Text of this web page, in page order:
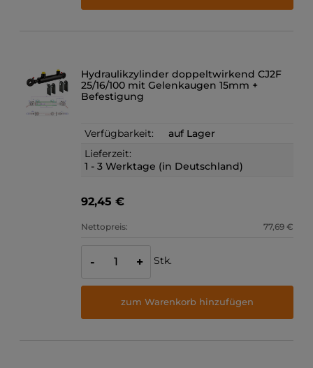
Hydraulikzylinder doppeltwirkend CJ2F
25/16/100 mit Gelenkaugen 15mm +
Befestigung
Verfügbarkeit:
auf Lager
Lieferzeit:
1 - 3 Werktage (in Deutschland)
92,45 €
Nettopreis: 77,69 €
- + Stk.
zum Warenkorb hinzufügen